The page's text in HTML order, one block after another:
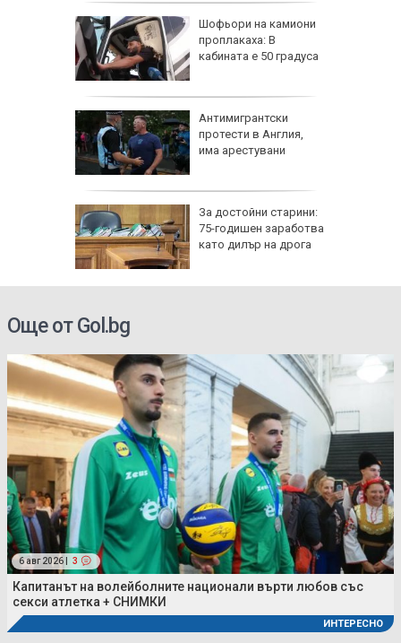
Шофьори на камиони
проплакаха: В
кабината е 50 градуса
Антимигрантски
протести в Англия,
има арестувани
За достойни старини:
75-годишен заработва
като дилър на дрога
Още от Gol.bg
6 авг 2026 | 3
Капитанът на волейболните национали върти любов със
секси атлетка + СНИМКИ
ИНТЕРЕСНО